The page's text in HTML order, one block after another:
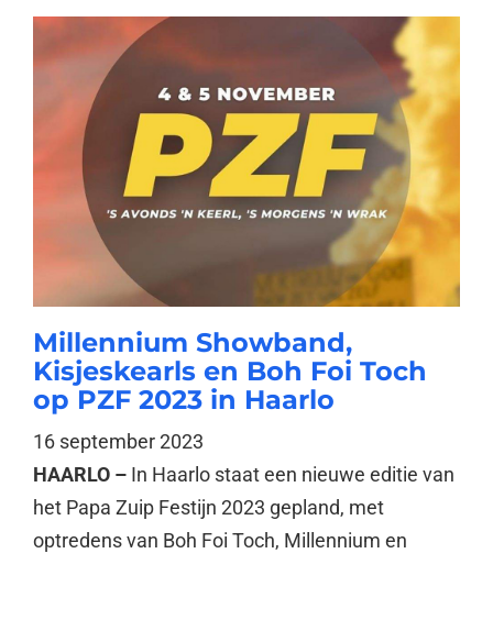
Millennium Showband,
Kisjeskearls en Boh Foi Toch
op PZF 2023 in Haarlo
16 september 2023
HAARLO – In Haarlo staat een nieuwe editie van
het Papa Zuip Festijn 2023 gepland, met
optredens van Boh Foi Toch, Millennium en